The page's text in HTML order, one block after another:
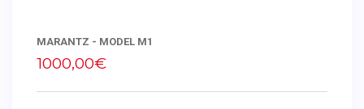
MARANTZ - MODEL M1
1000,00€